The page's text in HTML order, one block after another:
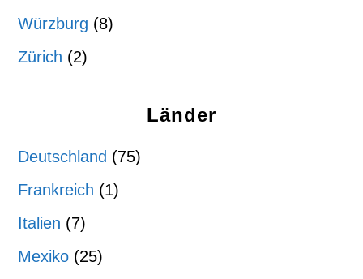
Würzburg (8)
Zürich (2)
Länder
Deutschland (75)
Frankreich (1)
Italien (7)
Mexiko (25)